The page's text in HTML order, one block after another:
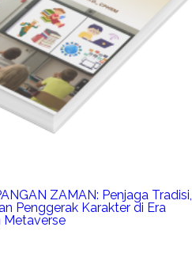
ZAMAN: Penjaga Tradisi,
Penggerak Karakter di Era
Metaverse